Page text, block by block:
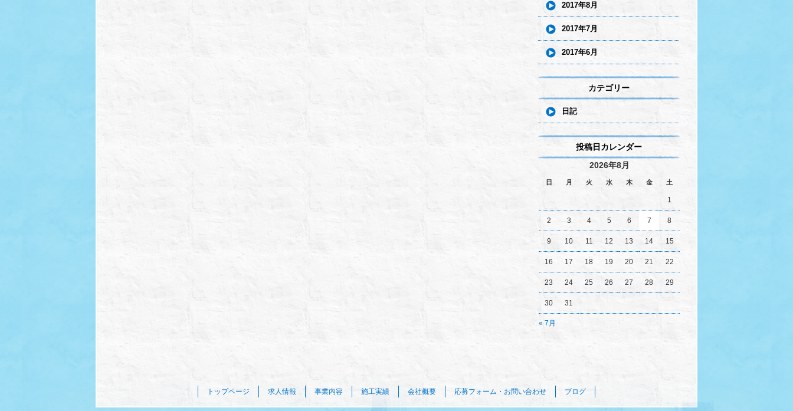
2017年8月
2017年7月
2017年6月
カテゴリー
日記
投稿日カレンダー
2026年8月
日 月 火 水 木 金 土
« 7月
1
2 3 4 5 6 7 8
9 10 11 12 13 14 15
16 17 18 19 20 21 22
23 24 25 26 27 28 29
30 31
トップページ 求人情報 事業内容 施工実績 会社概要 応募フォーム・お問い合わせ ブログ